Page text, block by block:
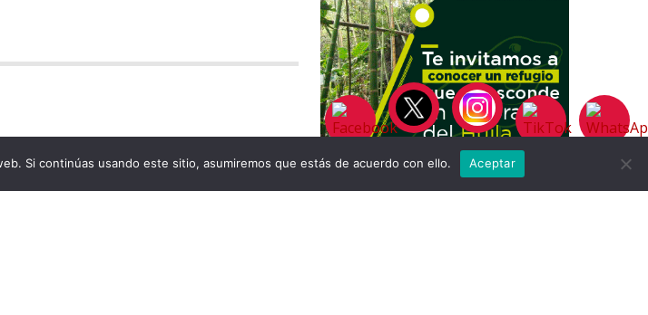
Si continúas usando este sitio, asumiremos que estás de acuerdo con ello. Aceptar